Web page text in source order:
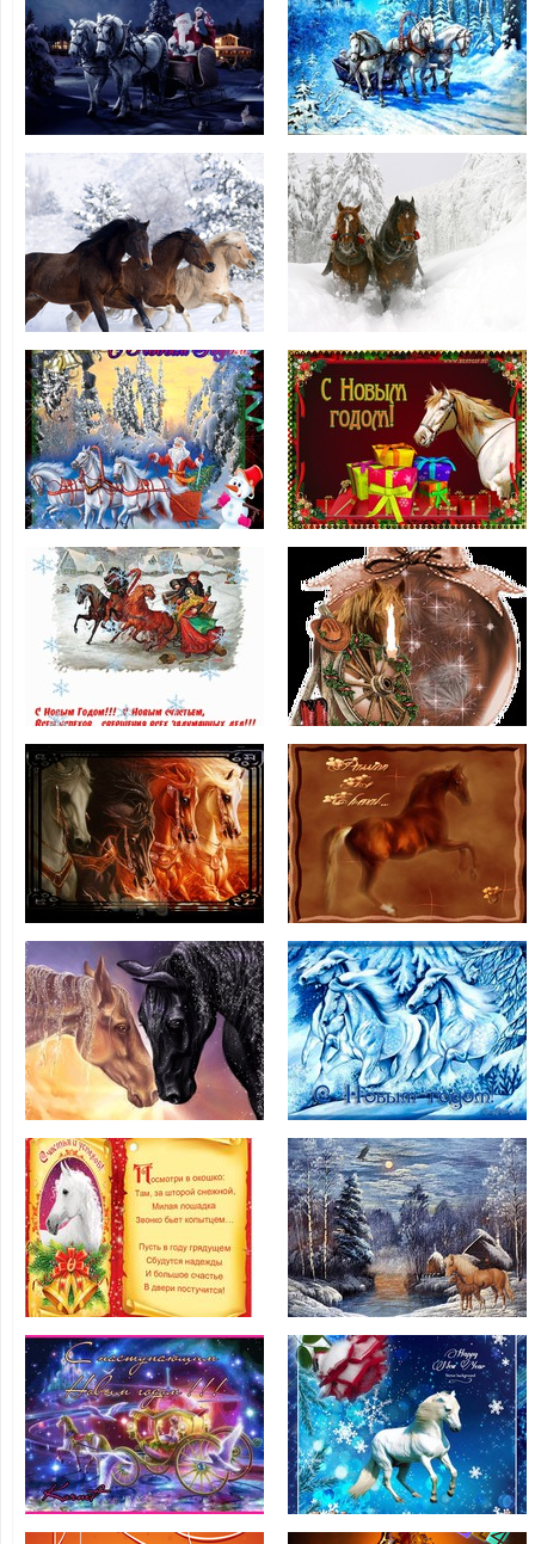
Красивые
открытки к
Новому году
Лошади
Открытки с
Новым годом
Лошади 2014
Картинки с
Новым годом
Лошади
Красивые
картинки с
лошадьми
С Новым Годом
лошади
Открытки с
Новым годом
лошади 2014
С Новым годом
лошади
Картинки на
Новый год
Лошади
Красивые
картинки на год
Лошади
С Новым годом
Лошади 2014
Картинка с
Лошадьми
Открытки к
Новому году
Синего Коня
Поздравления с
Новым годом
Лошади
Зимние картинки
с Лошадьми
С Наступающим
Новым годом
Лошади
С Новым годом
лошади 2014